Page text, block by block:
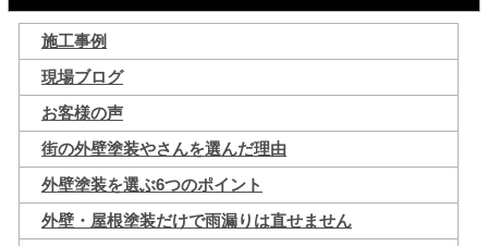
施工事例
現場ブログ
お客様の声
街の外壁塗装やさんを選んだ理由
外壁塗装を選ぶ6つのポイント
外壁・屋根塗装だけで雨漏りは直せません